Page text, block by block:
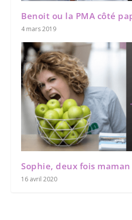
Benoit ou la PMA côté
4 mars 2019
Sophie, deux fois maman
16 avril 2020